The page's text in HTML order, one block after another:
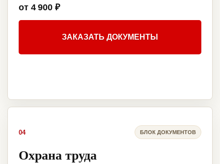
от 4 900 ₽
ЗАКАЗАТЬ ДОКУМЕНТЫ
04 БЛОК ДОКУМЕНТОВ
Охрана труда